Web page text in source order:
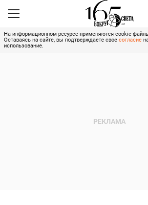
На информационном ресурсе применяются cookie-
Оставаясь на сайте, вы подтверждаете свое согласие
использование.